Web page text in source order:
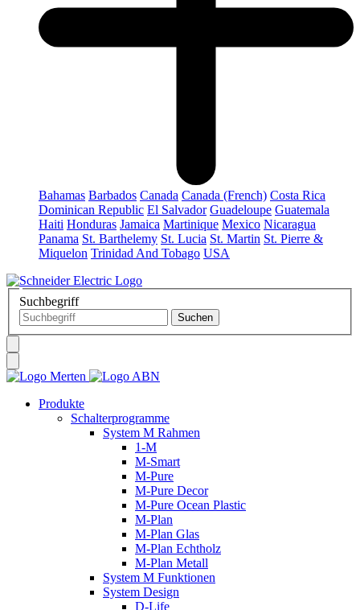
Bahamas Barbados Canada Canada (French) Costa Rica
Dominican Republic El Salvador Guadeloupe Guatemala
Haiti Honduras Jamaica Martinique Mexico Nicaragua
Panama St. Barthelemy St. Lucia St. Martin St. Pierre &
Miquelon Trinidad And Tobago USA
Suchbegriff
Produkte
Schalterprogramme
System M Rahmen
1-M
M-Smart
M-Pure
M-Pure Decor
M-Pure Ocean Plastic
M-Plan
M-Plan Glas
M-Plan Echtholz
M-Plan Metall
System M Funktionen
System Design
D-Life